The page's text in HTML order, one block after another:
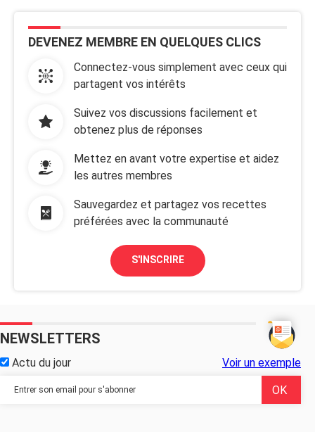
DEVENEZ MEMBRE EN QUELQUES CLICS
Connectez-vous simplement avec ceux qui
partagent vos intérêts
Suivez vos discussions facilement et
obtenez plus de réponses
Mettez en avant votre expertise et aidez
les autres membres
Sauvegardez et partagez vos recettes
préférées avec la communauté
S'INSCRIRE
NEWSLETTERS
Actu du jour Voir un exemple